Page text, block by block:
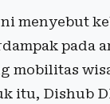
menyebut
pada
mobilitas
itu, Dishub